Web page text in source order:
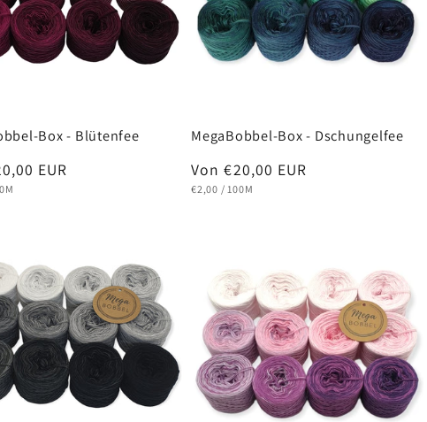
Box - Blütenfee
EUR
MegaBobbel-Box - Dschungelfee
Normaler
Preis
Von €20,00 EUR
GRUNDPREIS
€2,00 / PRO
100M